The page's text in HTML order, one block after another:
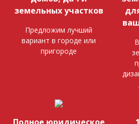
земельных участков
Предложим лучший
вариант в городе или
пригороде